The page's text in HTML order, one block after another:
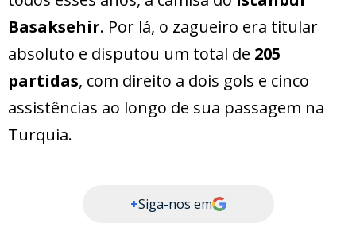
Basaksehir. Por lá, o zagueiro era titular
absoluto e disputou um total de 205
partidas, com direito a dois gols e cinco
assistências ao longo de sua passagem na
Turquia.
+Siga-nos em